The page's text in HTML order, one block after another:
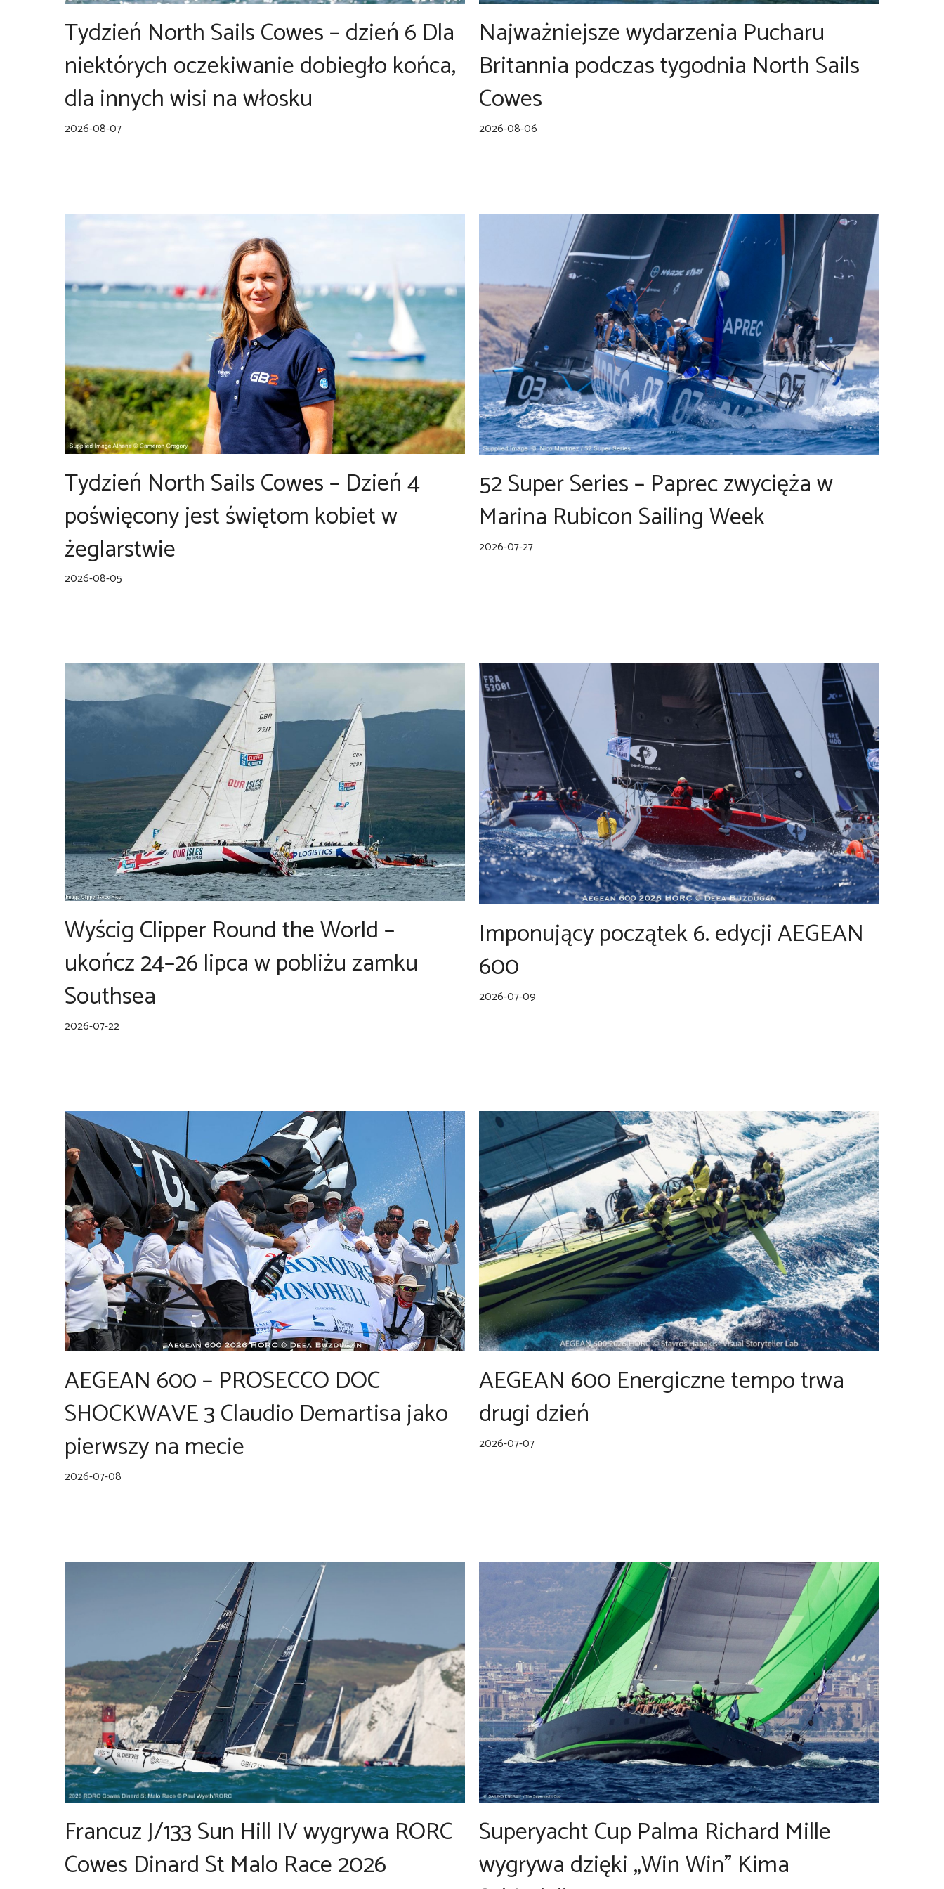
Tydzień North Sails Cowes – dzień 6 Dla
niektórych oczekiwanie dobiegło końca,
dla innych wisi na włosku
2026-08-07
Najważniejsze wydarzenia Pucharu
Britannia podczas tygodnia North Sails
Cowes
2026-08-06
Tydzień North Sails Cowes – Dzień 4
poświęcony jest świętom kobiet w
żeglarstwie
2026-08-05
52 Super Series – Paprec zwycięża w
Marina Rubicon Sailing Week
2026-07-27
Wyścig Clipper Round the World –
ukończ 24–26 lipca w pobliżu zamku
Southsea
2026-07-22
Imponujący początek 6. edycji AEGEAN
600
2026-07-09
AEGEAN 600 – PROSECCO DOC
SHOCKWAVE 3 Claudio Demartisa jako
pierwszy na mecie
2026-07-08
AEGEAN 600 Energiczne tempo trwa
drugi dzień
2026-07-07
Francuz J/133 Sun Hill IV wygrywa RORC
Cowes Dinard St Malo Race 2026
Superyacht Cup Palma Richard Mille
wygrywa dzięki „Win Win” Kima